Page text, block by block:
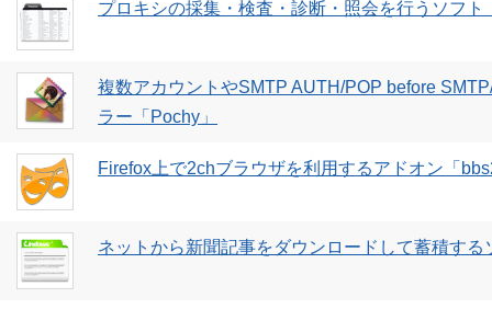
プロキシの採集・検査・診断・照会を行うソフト
複数アカウントやSMTP AUTH/POP before
ラー「Pochy」
Firefox上で2chブラウザを利用するアドオン「
ネットから新聞記事をダウンロードして蓄積す